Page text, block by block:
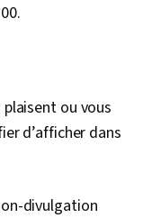
ou vous
d’afficher dans
divulgation